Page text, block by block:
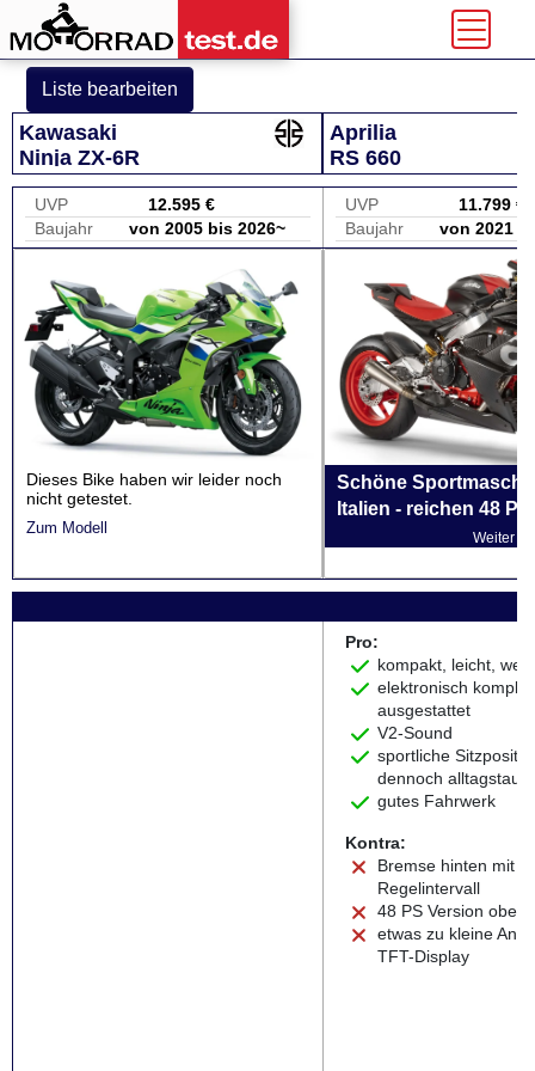
Liste bearbeiten
Kawasaki
Ninja ZX-6R
Aprilia
RS 660
UVP
12.595 €
Baujahr
von 2005 bis 2026~
UVP
11.799 €
Baujahr
von 2021
Dieses Bike haben wir leider noch
nicht getestet.
Zum Modell
Schöne
Italien - reichen 48
Weiter
Pro:
kompakt, leicht,
elektronisch
ausgestattet
V2-Sound
sportliche
dennoch
gutes Fahrwerk
Kontra:
Bremse hinten mit
Regelintervall
48 PS Version
etwas zu kleine
TFT-Display